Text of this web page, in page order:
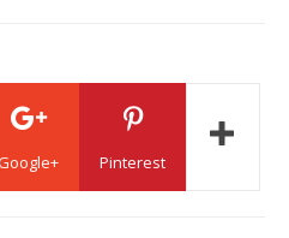
Pinterest